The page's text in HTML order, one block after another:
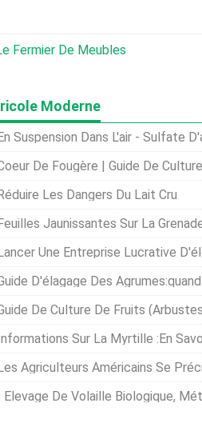
Fermier De Meubles
Moderne
Suspension Dans L'air - Sulfate
De Fougère | Guide De Culture Et
Les Dangers Du Lait Cru
Jaunissantes Sur La Grenade
Une Entreprise Lucrative
D'élagage Des
De Culture De Fruits
Sur La Myrtille :en Savoir Plus Sur
Agriculteurs Américains Se Précipitent Pour Planter
Élevage De Volaille Biologique,